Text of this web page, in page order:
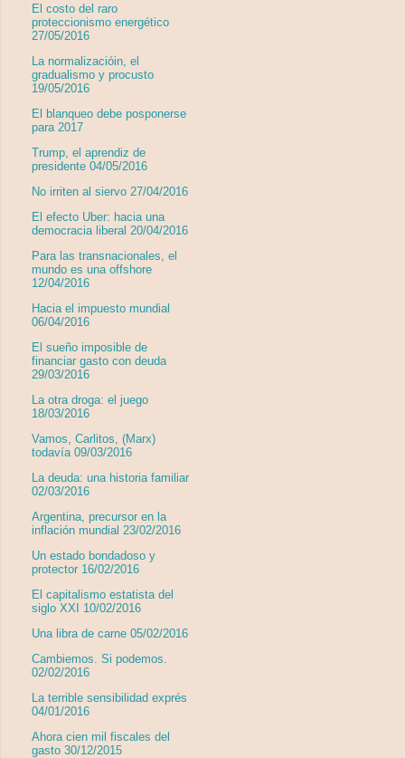
El costo del raro
proteccionismo energético
27/05/2016
La normalizacióin, el
gradualismo y procusto
19/05/2016
El blanqueo debe posponerse
para 2017
Trump, el aprendiz de
presidente 04/05/2016
No irriten al siervo 27/04/2016
El efecto Uber: hacia una
democracia liberal 20/04/2016
Para las transnacionales, el
mundo es una offshore
12/04/2016
Hacia el impuesto mundial
06/04/2016
El sueño imposible de
financiar gasto con deuda
29/03/2016
La otra droga: el juego
18/03/2016
Vamos, Carlitos, (Marx)
todavía 09/03/2016
La deuda: una historia familiar
02/03/2016
Argentina, precursor en la
inflación mundial 23/02/2016
Un estado bondadoso y
protector 16/02/2016
El capitalismo estatista del
siglo XXI 10/02/2016
Una libra de carne 05/02/2016
Cambiemos. Si podemos.
02/02/2016
La terrible sensibilidad exprés
04/01/2016
Ahora cien mil fiscales del
gasto 30/12/2015